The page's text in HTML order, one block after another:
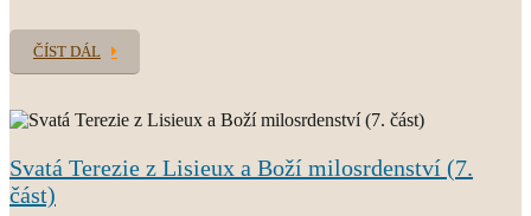
ČÍST DÁL
Svatá Terezie z Lisieux a Boží milosrdenství (7.
část)